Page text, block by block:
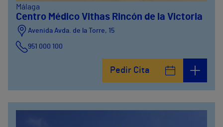
Málaga
Centro Médico Vithas Rincón de la Victoria
Avenida Avda. de la Torre, 15
951 000 100
951 000 100
Pedir Cita